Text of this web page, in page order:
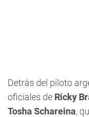
Detrás del piloto
oficiales de Ricky
Tosha Schareina,